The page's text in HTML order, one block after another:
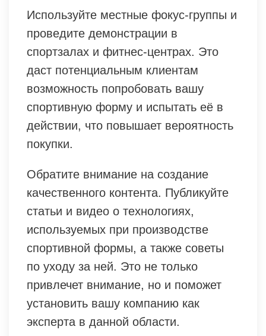
Используйте местные фокус-группы и
проведите демонстрации в
спортзалах и фитнес-центрах. Это
даст потенциальным клиентам
возможность попробовать вашу
спортивную форму и испытать её в
действии, что повышает вероятность
покупки.
Обратите внимание на создание
качественного контента. Публикуйте
статьи и видео о технологиях,
используемых при производстве
спортивной формы, а также советы
по уходу за ней. Это не только
привлечет внимание, но и поможет
установить вашу компанию как
эксперта в данной области.